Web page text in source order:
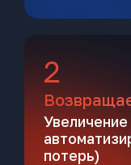
2
потерь)